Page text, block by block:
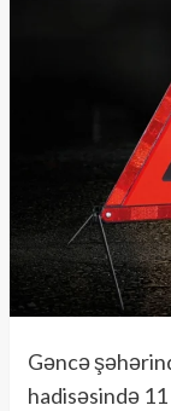
Gəncə
hadisəsində